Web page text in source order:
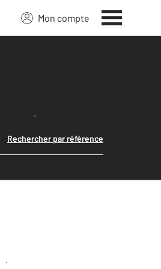
Mon compte
ma recherche
Rechercher par référence
une alerte